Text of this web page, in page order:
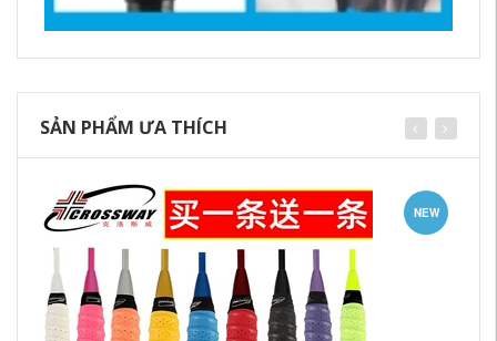
SẢN PHẨM ƯA THÍCH
NEW